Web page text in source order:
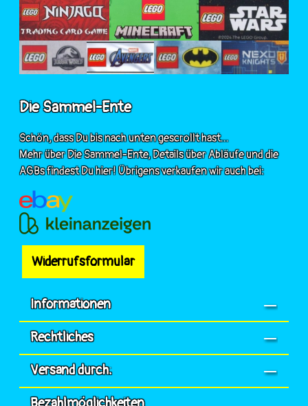
Die Sammel-Ente
Schön, dass Du bis nach unten gescrollt hast...
Mehr über Die Sammel-Ente, Details über Abläufe und die
AGBs findest Du hier! Übrigens verkaufen wir auch bei:
Widerrufsformular
Informationen
Rechtliches
Versand durch: